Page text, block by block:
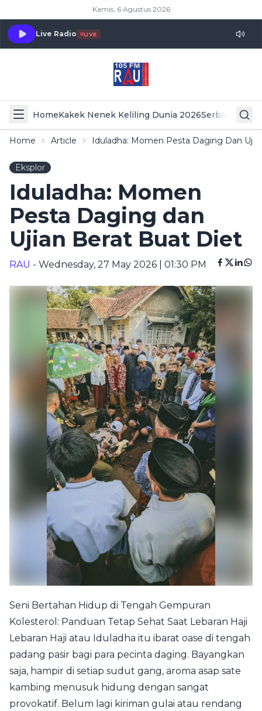
Kamis, 6 Agustus 2026
Live Radio LIVE
HomeKakek Nenek Keliling Dunia 2026Serba Serbi
Home Article Iduladha: Momen Pesta Daging Dan
Eksplor
Iduladha: Momen
Pesta Daging dan
Ujian Berat Buat Diet
RAU - Wednesday, 27 May 2026 | 01:30 PM
Seni Bertahan Hidup di Tengah Gempuran
Kolesterol: Panduan Tetap Sehat Saat Lebaran Haji
Lebaran Haji atau Iduladha itu ibarat oase di tengah
padang pasir bagi para pecinta daging. Bayangkan
saja, hampir di setiap sudut gang, aroma asap sate
kambing menusuk hidung dengan sangat
provokatif. Belum lagi kiriman gulai atau rendang